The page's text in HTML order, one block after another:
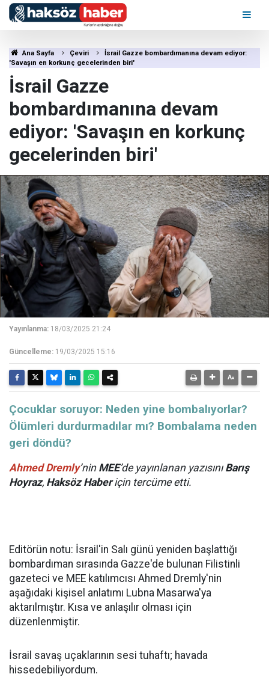
Ana Sayfa Çeviri
İsrail Gazze bombardımanına devam ediyor:
'Savaşın en korkunç gecelerinden biri'
İsrail Gazze
bombardımanına devam
ediyor: 'Savaşın en korkunç
gecelerinden biri'
Yayınlanma: 18/03/2025 21:24
Güncelleme: 19/03/2025 15:16
​​​​​​​Çocuklar soruyor: Neden yine bombalıyorlar?
Ölümleri durdurmadılar mı? Bombalama neden
geri döndü?
Ahmed Dremly’nin MEE’de yayınlanan yazısını Barış
Hoyraz, Haksöz Haberiçin tercüme etti.
Editörün notu: İsrail'in Salı günü yeniden başlattığı
bombardıman sırasında Gazze'de bulunan Filistinli
gazeteci ve MEE katılımcısı Ahmed Dremly'nin
aşağıdaki kişisel anlatımı Lubna Masarwa'ya
aktarılmıştır. Kısa ve anlaşılır olması için
düzenlenmiştir.
İsrail savaş uçaklarının sesi tuhaftı; havada
hissedebiliyordum.